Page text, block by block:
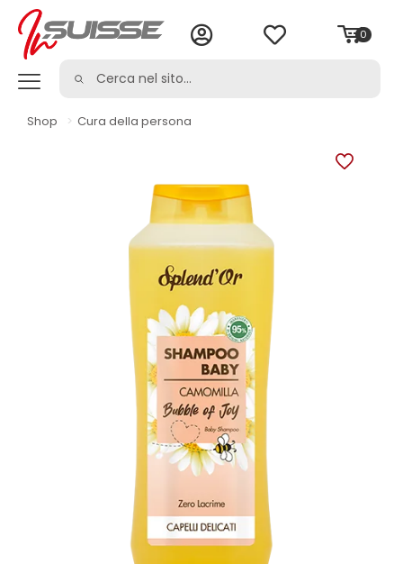
0
Shop > Cura della persona